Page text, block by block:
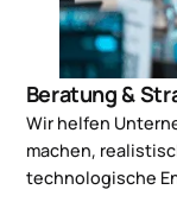
Beratung &
Wir helfen
machen,
technologische